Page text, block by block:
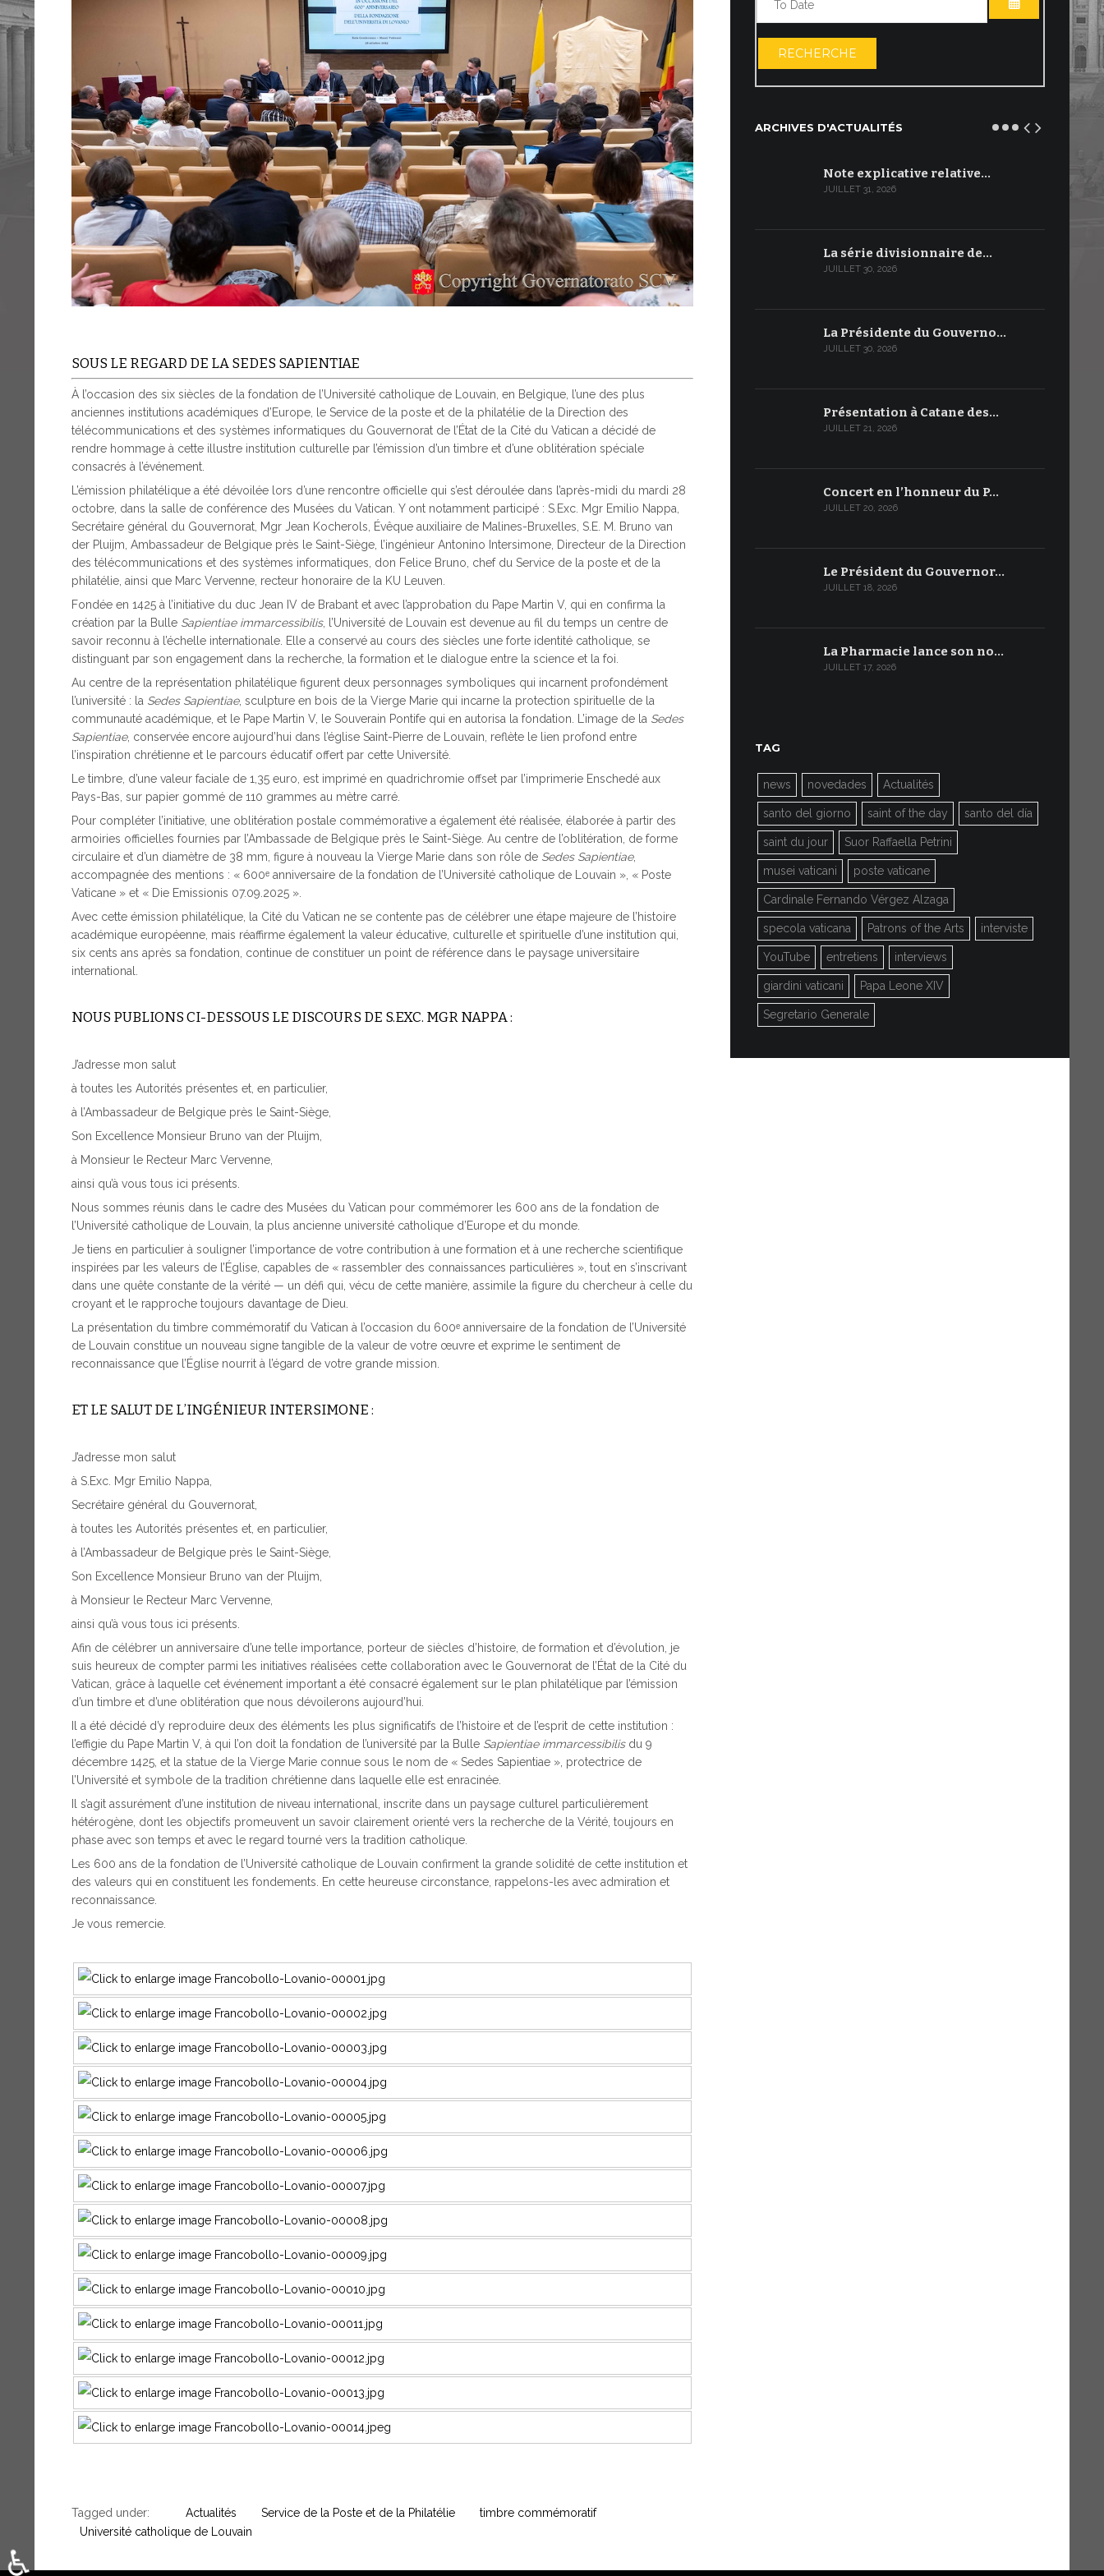
SOUS LE REGARD DE LA SEDES SAPIENTIAE
À l’occasion des six siècles de la fondation de l’Université catholique de Louvain, en Belgique, l’une des plus
anciennes institutions académiques d’Europe, le Service de la poste et de la philatélie de la Direction des
télécommunications et des systèmes informatiques du Gouvernorat de l’État de la Cité du Vatican a décidé de
rendre hommage à cette illustre institution culturelle par l’émission d’un timbre et d’une oblitération spéciale
consacrés à l’événement.
L’émission philatélique a été dévoilée lors d’une rencontre officielle qui s’est déroulée dans l’après-midi du mardi 28
octobre, dans la salle de conférence des Musées du Vatican. Y ont notamment participé : S.Exc. Mgr Emilio Nappa,
Secrétaire général du Gouvernorat, Mgr Jean Kocherols, Évêque auxiliaire de Malines-Bruxelles, S.E. M. Bruno van
der Pluijm, Ambassadeur de Belgique près le Saint-Siège, l’ingénieur Antonino Intersimone, Directeur de la Direction
des télécommunications et des systèmes informatiques, don Felice Bruno, chef du Service de la poste et de la
philatélie, ainsi que Marc Vervenne, recteur honoraire de la KU Leuven.
Fondée en 1425 à l’initiative du duc Jean IV de Brabant et avec l’approbation du Pape Martin V, qui en confirma la
création par la Bulle Sapientiae immarcessibilis, l’Université de Louvain est devenue au fil du temps un centre de
savoir reconnu à l’échelle internationale. Elle a conservé au cours des siècles une forte identité catholique, se
distinguant par son engagement dans la recherche, la formation et le dialogue entre la science et la foi.
Au centre de la représentation philatélique figurent deux personnages symboliques qui incarnent profondément
l’université : la Sedes Sapientiae, sculpture en bois de la Vierge Marie qui incarne la protection spirituelle de la
communauté académique, et le Pape Martin V, le Souverain Pontife qui en autorisa la fondation. L’image de la Sedes
Sapientiae, conservée encore aujourd’hui dans l’église Saint-Pierre de Louvain, reflète le lien profond entre
l’inspiration chrétienne et le parcours éducatif offert par cette Université.
Le timbre, d’une valeur faciale de 1,35 euro, est imprimé en quadrichromie offset par l’imprimerie Enschedé aux
Pays-Bas, sur papier gommé de 110 grammes au mètre carré.
Pour compléter l’initiative, une oblitération postale commémorative a également été réalisée, élaborée à partir des
armoiries officielles fournies par l’Ambassade de Belgique près le Saint-Siège. Au centre de l’oblitération, de forme
circulaire et d’un diamètre de 38 mm, figure à nouveau la Vierge Marie dans son rôle de Sedes Sapientiae,
accompagnée des mentions : « 600ᵉ anniversaire de la fondation de l’Université catholique de Louvain », « Poste
Vaticane » et « Die Emissionis 07.09.2025 ».
Avec cette émission philatélique, la Cité du Vatican ne se contente pas de célébrer une étape majeure de l’histoire
académique européenne, mais réaffirme également la valeur éducative, culturelle et spirituelle d’une institution qui,
six cents ans après sa fondation, continue de constituer un point de référence dans le paysage universitaire
international.
NOUS PUBLIONS CI-DESSOUS LE DISCOURS DE S.EXC. MGR NAPPA :
J’adresse mon salut
à toutes les Autorités présentes et, en particulier,
à l’Ambassadeur de Belgique près le Saint-Siège,
Son Excellence Monsieur Bruno van der Pluijm,
à Monsieur le Recteur Marc Vervenne,
ainsi qu’à vous tous ici présents.
Nous sommes réunis dans le cadre des Musées du Vatican pour commémorer les 600 ans de la fondation de
l’Université catholique de Louvain, la plus ancienne université catholique d’Europe et du monde.
Je tiens en particulier à souligner l’importance de votre contribution à une formation et à une recherche scientifique
inspirées par les valeurs de l’Église, capables de « rassembler des connaissances particulières », tout en s’inscrivant
dans une quête constante de la vérité — un défi qui, vécu de cette manière, assimile la figure du chercheur à celle du
croyant et le rapproche toujours davantage de Dieu.
La présentation du timbre commémoratif du Vatican à l’occasion du 600ᵉ anniversaire de la fondation de l’Université
de Louvain constitue un nouveau signe tangible de la valeur de votre œuvre et exprime le sentiment de
reconnaissance que l’Église nourrit à l’égard de votre grande mission.
ET LE SALUT DE L’INGÉNIEUR INTERSIMONE :
J’adresse mon salut
à S.Exc. Mgr Emilio Nappa,
Secrétaire général du Gouvernorat,
à toutes les Autorités présentes et, en particulier,
à l’Ambassadeur de Belgique près le Saint-Siège,
Son Excellence Monsieur Bruno van der Pluijm,
à Monsieur le Recteur Marc Vervenne,
ainsi qu’à vous tous ici présents.
Afin de célébrer un anniversaire d’une telle importance, porteur de siècles d’histoire, de formation et d’évolution, je
suis heureux de compter parmi les initiatives réalisées cette collaboration avec le Gouvernorat de l’État de la Cité du
Vatican, grâce à laquelle cet événement important a été consacré également sur le plan philatélique par l’émission
d’un timbre et d’une oblitération que nous dévoilerons aujourd’hui.
Il a été décidé d’y reproduire deux des éléments les plus significatifs de l’histoire et de l’esprit de cette institution :
l’effigie du Pape Martin V, à qui l’on doit la fondation de l’université par la Bulle Sapientiae immarcessibilisdu 9
décembre 1425, et la statue de la Vierge Marie connue sous le nom de « Sedes Sapientiae », protectrice de
l’Université et symbole de la tradition chrétienne dans laquelle elle est enracinée.
Il s’agit assurément d’une institution de niveau international, inscrite dans un paysage culturel particulièrement
hétérogène, dont les objectifs promeuvent un savoir clairement orienté vers la recherche de la Vérité, toujours en
phase avec son temps et avec le regard tourné vers la tradition catholique.
Les 600 ans de la fondation de l’Université catholique de Louvain confirment la grande solidité de cette institution et
des valeurs qui en constituent les fondements. En cette heureuse circonstance, rappelons-les avec admiration et
reconnaissance.
Je vous remercie.
Tagged under: Actualités Service de la Poste et de la Philatélie
timbre commémoratif
Université catholique de Louvain
OUVRIR LE
RECHERCHE
ARCHIVES D'ACTUALITÉS
Note explicative relative…
JUILLET 31, 2026
La série divisionnaire de…
JUILLET 30, 2026
La Présidente du Gouverno…
JUILLET 30, 2026
Présentation à Catane des…
JUILLET 21, 2026
Concert en l’honneur du P…
JUILLET 20, 2026
Le Président du Gouvernor…
JUILLET 18, 2026
La Pharmacie lance son no…
JUILLET 17, 2026
TAG
news novedades Actualités
santo del giorno saint of the day santo del día
saint du jour Suor Raffaella Petrini
musei vaticani poste vaticane
Cardinale Fernando Vérgez Alzaga
specola vaticana Patrons of the Arts interviste
YouTube entretiens interviews
giardini vaticani Papa Leone XIV
Segretario Generale